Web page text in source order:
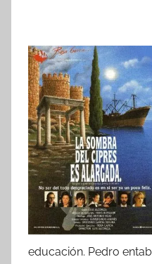
educación. Pedro